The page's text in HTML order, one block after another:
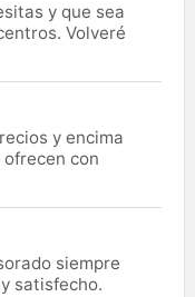
y que sea
Volveré
y encima
con
siempre
satisfecho.